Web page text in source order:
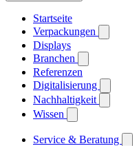
Startseite
Verpackungen
Displays
Branchen
Referenzen
Digitalisierung
Nachhaltigkeit
Wissen
Service & Beratung